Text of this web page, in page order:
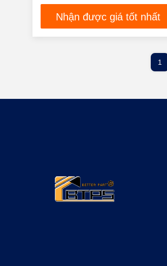
suất cao & tuổi thọ dài
Nhận được giá tốt nhất
1